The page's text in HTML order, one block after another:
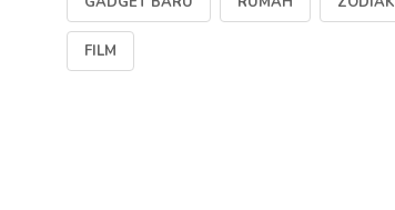
FILM